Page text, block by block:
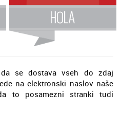
se dostava vseh do zdaj
na elektronski naslov naše
to posamezni stranki tudi